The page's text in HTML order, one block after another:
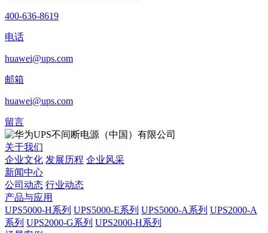
400-636-8619
电话
huawei@ups.com
邮箱
huawei@ups.com
留言
关于我们
企业文化 发展历程 企业风采
新闻中心
公司动态 行业动态
产品与应用
UPS5000-H系列 UPS5000-E系列 UPS5000-A系列 UPS2000-A
系列 UPS2000-G系列 UPS2000-H系列